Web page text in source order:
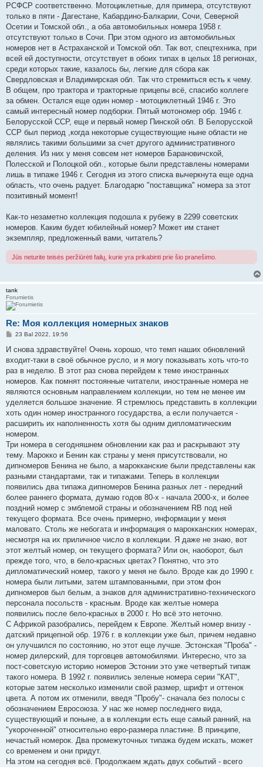
РСФСР соответственно. Мотоциклетные, для примера, отсутствуют
только в пяти - Дагестане, Кабардино-Балкарии, Сочи, Северной
Осетии и Томской обл., а оба автомобильных номера 1958 г.
отсутствуют только в Сочи. При этом одного из автомобильных
номеров нет в Астраханской и Томской обл. Так вот, спецтехника, при
всей ей доступности, отсутствует в обоих типах в целых 18 регионах,
среди которых такие, казалось бы, легкие для сбора как
Свердловская и Владимирская обл. Так что стремиться есть к чему.
В общем, про трактора и тракторные прицепы всё, спасибо коллеге
за обмен. Остался еще один номер - мотоциклетный 1946 г. Это
самый интересный номер подборки. Пятый мотономер обр. 1946 г.
Белорусской ССР, еще и первый номер Пинской обл. В Белорусской
ССР был период ,когда некоторые существующие ныне области не
являлись такими большими за счет другого административного
деления. Из них у меня совсем нет номеров Барановичской,
Полесской и Полоцкой обл., которые были представлены номерами
лишь в типаже 1946 г. Сегодня из этого списка вычеркнута еще одна
область, что очень радует. Благодарю "поставщика" номера за этот
позитивный момент!
Как-то незаметно коллекция подошла к рубежу в 2299 советских
номеров. Каким будет юбилейный номер? Может им станет
экземпляр, предложенный вами, читатель?
Jūs neturite teisės peržiūrėti failų, kurie yra prikabinti prie šio pranešimo.
tank
Forumietis
Re: Моя коллекция номерных знаков
S
a
d
a
t
i
ė
23 Bal 2022, 19:56
И снова здравствуйте! Очень хорошо, что темп наших обновлений
входит-таки в своё обычное русло, и я могу показывать хоть что-то
раз в неделю. В этот раз снова перейдем к теме иностранных
номеров. Как помнят постоянные читатели, иностранные номера не
являются основным направлением коллекции, но тем не менее им
уделяется большое значение. Я стремлюсь представить в коллекции
хоть один номер иностранного государства, а если получается -
расширить их наполненность хотя бы одним дипломатическим
номером.
Три номера в сегодняшнем обновлении как раз и раскрывают эту
тему. Марокко и Бенин как страны у меня присутствовали, но
дипномеров Бенина не было, а марокканские были представлены как
разными стандартами, так и типажами. Теперь в коллекции
появились два типажа дипномеров Бенина разных лет - передний
более раннего формата, думаю годов 80-х - начала 2000-х, и более
поздний номер с эмблемой страны и обозначением RB под ней
текущего формата. Все очень примерно, информации у меня
маловато. Столь же небогата и информация о марокканских номерах,
несмотря на их приличное число в коллекции. Я даже не знаю, вот
этот желтый номер, он текущего формата? Или он, наоборот, был
прежде того, что, в бело-красных цветах? Понятно, что это
дипломатический номер, такого у меня не было. Вроде как до 1990 г.
номера были литыми, затем штампованными, при этом фон
дипномеров был белым, а знаков для административно-технического
персонала посольств - красным. Вроде как желтые номера
появились после бело-красных в 2000 г. Но всё это неточно.
С Африкой разобрались, перейдем к Европе. Желтый номер внизу -
датский прицепной обр. 1976 г. в коллекции уже был, причем недавно
он улучшился по состоянию, но этот еще лучше. Эстонская "Проба" -
номер дилерский, для торговцев автомобилями. Интересно, что за
пост-советскую историю номеров Эстонии это уже четвертый типаж
такого номера. В 1992 г. появились зеленые номера серии "КАТ",
которые затем несколько изменили свой размер, шрифт и оттенок
цвета. А потом их отменили, введя "Пробу"- сначала без полосы с
обозначением Евросоюза. У нас же номер последнего вида,
существующий и поныне, а в коллекции есть еще самый ранний, на
"укороченной" относительно евро-размера пластине. В принципе,
нечастый номерок. Два промежуточных типажа будем искать, может
со временем и они придут.
На этом на сегодня всё. Продолжаем ждать двух событий - всего